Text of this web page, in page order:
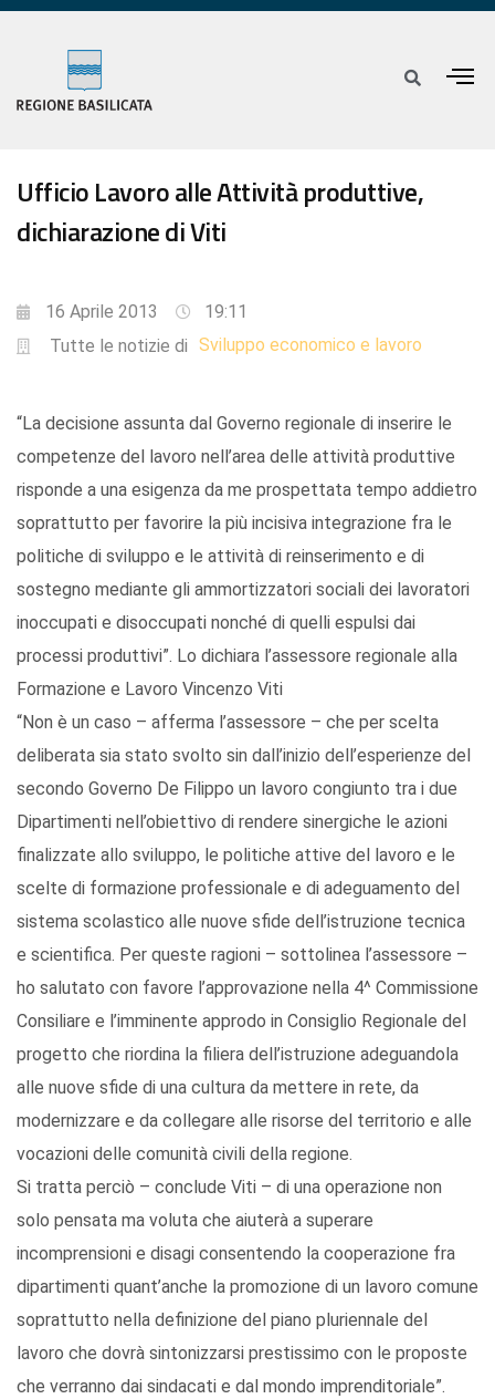
Ufficio Lavoro alle Attività produttive,
dichiarazione di Viti
16 Aprile 2013
19:11
Tutte le notizie di Sviluppo economico e lavoro
“La decisione assunta dal Governo regionale di inserire le
competenze del lavoro nell’area delle attività produttive
risponde a una esigenza da me prospettata tempo addietro
soprattutto per favorire la più incisiva integrazione fra le
politiche di sviluppo e le attività di reinserimento e di
sostegno mediante gli ammortizzatori sociali dei lavoratori
inoccupati e disoccupati nonché di quelli espulsi dai
processi produttivi”. Lo dichiara l’assessore regionale alla
Formazione e Lavoro Vincenzo Viti
“Non è un caso – afferma l’assessore – che per scelta
deliberata sia stato svolto sin dall’inizio dell’esperienze del
secondo Governo De Filippo un lavoro congiunto tra i due
Dipartimenti nell’obiettivo di rendere sinergiche le azioni
finalizzate allo sviluppo, le politiche attive del lavoro e le
scelte di formazione professionale e di adeguamento del
sistema scolastico alle nuove sfide dell’istruzione tecnica
e scientifica. Per queste ragioni – sottolinea l’assessore –
ho salutato con favore l’approvazione nella 4^ Commissione
Consiliare e l’imminente approdo in Consiglio Regionale del
progetto che riordina la filiera dell’istruzione adeguandola
alle nuove sfide di una cultura da mettere in rete, da
modernizzare e da collegare alle risorse del territorio e alle
vocazioni delle comunità civili della regione.
Si tratta perciò – conclude Viti – di una operazione non
solo pensata ma voluta che aiuterà a superare
incomprensioni e disagi consentendo la cooperazione fra
dipartimenti quant’anche la promozione di un lavoro comune
soprattutto nella definizione del piano pluriennale del
lavoro che dovrà sintonizzarsi prestissimo con le proposte
che verranno dai sindacati e dal mondo imprenditoriale”.